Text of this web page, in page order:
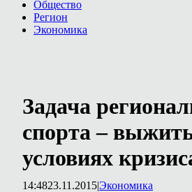
Общество
Регион
Экономика
Задача
спорта –
условиях
14:4823.11.2015|Экономика